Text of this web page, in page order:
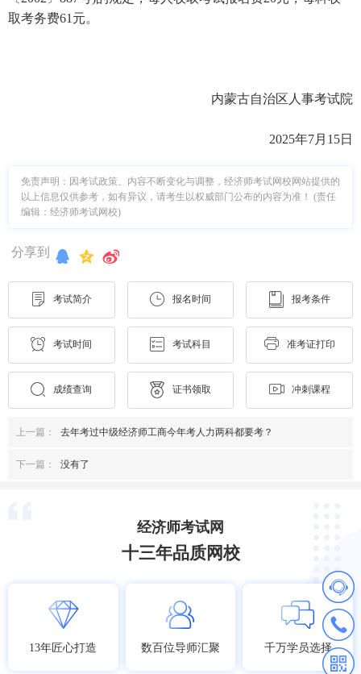
取考务费61元。
内蒙古自治区人事考试院
2025年7月15日
免责声明：因考试政策、内容不断变化与调整，经济师考试网校网站提供的
以上信息仅供参考，如有异议，请考生以权威部门公布的内容为准！ (责任
编辑：经济师考试网校)
分享到
考试简介 报名时间 报考条件
考试时间 考试科目 准考证打印
成绩查询 证书领取 冲刺课程
上一篇： 去年考过中级经济师工商今年考人力两科都要考？
下一篇： 没有了
经济师考试网
十三年品质网校
13年匠心打造 数百位导师汇聚 千万学员选择